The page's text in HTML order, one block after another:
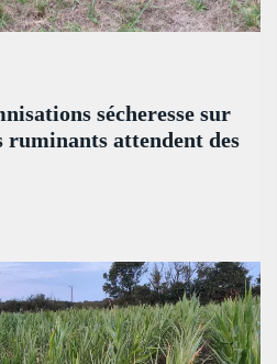
sécheresse sur
ruminants attendent des